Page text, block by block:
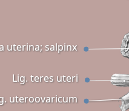
uteroovaricum
Lig. teres uteri
uterina; salpinx